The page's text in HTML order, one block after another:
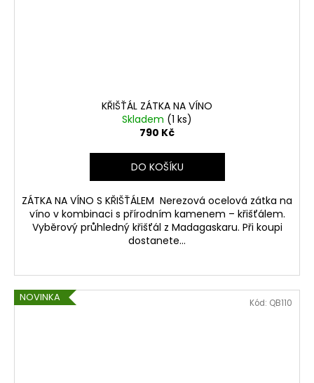
KŘIŠŤÁL ZÁTKA NA VÍNO
Skladem (1 ks)
790 Kč
DO KOŠÍKU
ZÁTKA NA VÍNO S KŘIŠŤÁLEM Nerezová ocelová zátka na
víno v kombinaci s přírodním kamenem – křišťálem.
Vyběrový průhledný křišťál z Madagaskaru. Při koupi
dostanete...
NOVINKA Kód: QB110